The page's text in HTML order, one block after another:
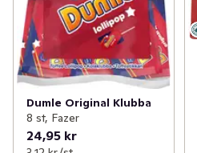
Dumle Original Klubba
8 st, Fazer
24,95 kr